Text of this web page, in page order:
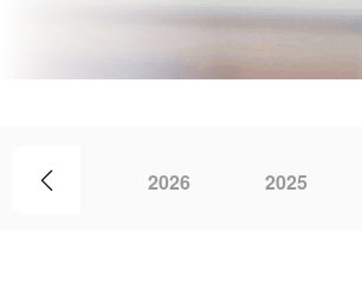
2026 2025